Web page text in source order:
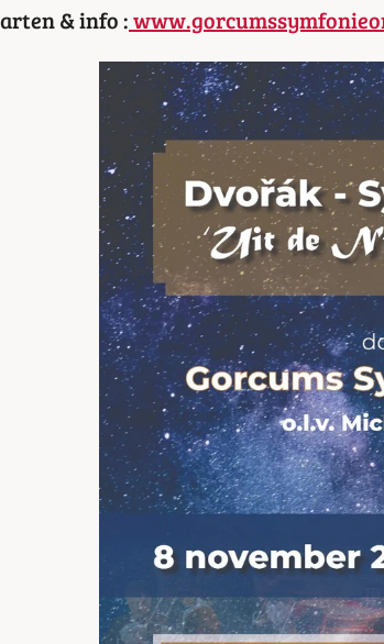
& info :